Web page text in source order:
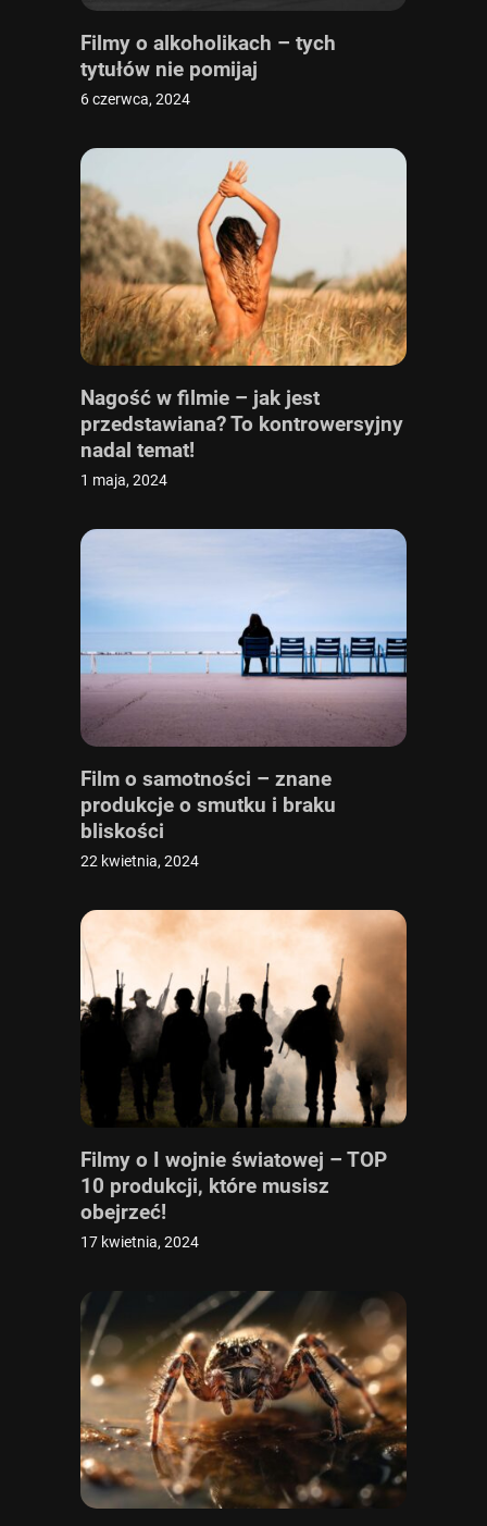
Filmy o alkoholikach – tych
tytułów nie pomijaj
6 czerwca, 2024
Nagość w filmie – jak jest
przedstawiana? To kontrowersyjny
nadal temat!
1 maja, 2024
Film o samotności – znane
produkcje o smutku i braku
bliskości
22 kwietnia, 2024
Filmy o I wojnie światowej – TOP
10 produkcji, które musisz
obejrzeć!
17 kwietnia, 2024